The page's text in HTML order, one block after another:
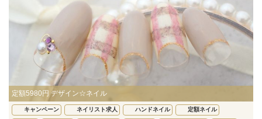
定額5980円 デザイン☆ネイル
キャンペーン ネイリスト求人 ハンドネイル 定額ネイル